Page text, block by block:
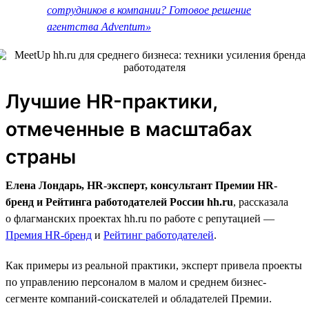
сотрудников в компании? Готовое решение
агентства Adventum»
Лучшие HR-практики,
отмеченные в масштабах
страны
Елена Лондарь, HR-эксперт, консультант Премии HR-
бренд и Рейтинга работодателей России hh.ru, рассказала
о флагманских проектах hh.ru по работе с репутацией —
Премия HR-бренд и Рейтинг работодателей.
Как примеры из реальной практики, эксперт привела проекты
по управлению персоналом в малом и среднем бизнес-
сегменте компаний-соискателей и обладателей Премии.